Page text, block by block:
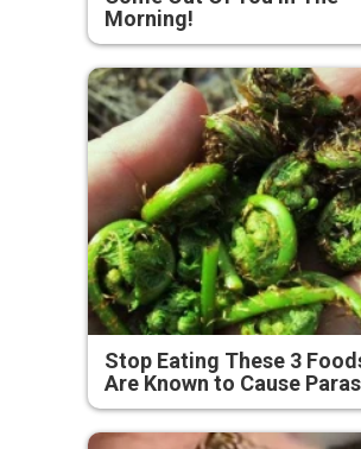
Morning!
Stop Eating These 3
Are Known to Cause